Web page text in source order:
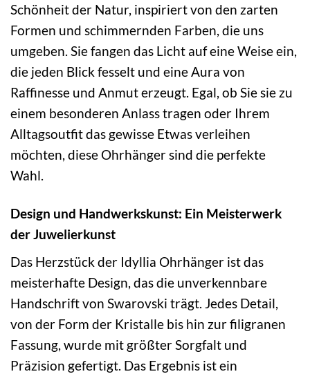
Schönheit der Natur, inspiriert von den zarten
Formen und schimmernden Farben, die uns
umgeben. Sie fangen das Licht auf eine Weise ein,
die jeden Blick fesselt und eine Aura von
Raffinesse und Anmut erzeugt. Egal, ob Sie sie zu
einem besonderen Anlass tragen oder Ihrem
Alltagsoutfit das gewisse Etwas verleihen
möchten, diese Ohrhänger sind die perfekte
Wahl.
Design und Handwerkskunst: Ein Meisterwerk
der Juwelierkunst
Das Herzstück der Idyllia Ohrhänger ist das
meisterhafte Design, das die unverkennbare
Handschrift von Swarovski trägt. Jedes Detail,
von der Form der Kristalle bis hin zur filigranen
Fassung, wurde mit größter Sorgfalt und
Präzision gefertigt. Das Ergebnis ist ein